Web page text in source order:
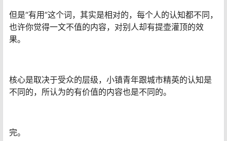
但是“有用”这个词，其实是相对的，每个人的认知都不同，
也许你觉得一文不值的内容，对别人却有提壶灌顶的效
果。
核心是取决于受众的层级，小镇青年跟城市精英的认知是
不同的，所认为的有价值的内容也是不同的。
完。